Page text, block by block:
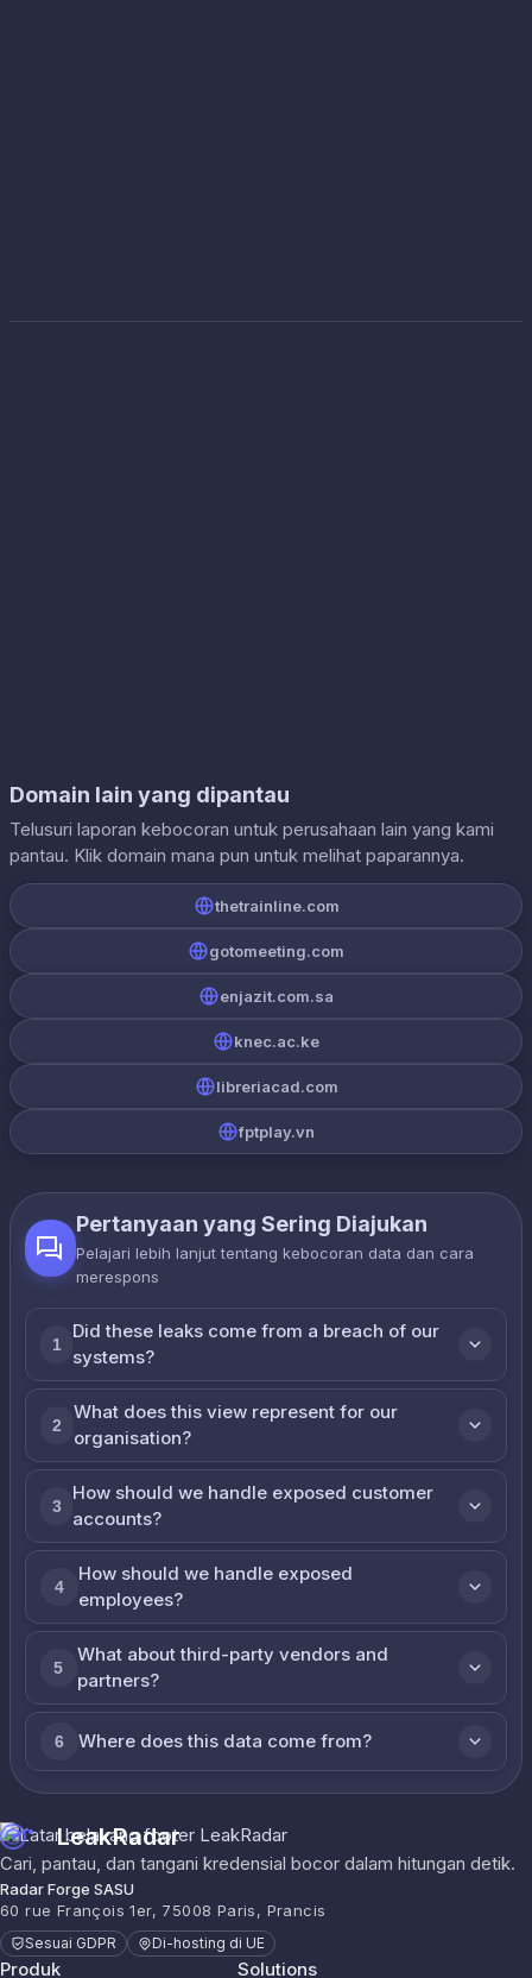
Domain lain yang dipantau
Telusuri laporan kebocoran untuk perusahaan lain yang kami
pantau. Klik domain mana pun untuk melihat paparannya.
thetrainline.com
gotomeeting.com
enjazit.com.sa
knec.ac.ke
libreriacad.com
fptplay.vn
Pertanyaan yang Sering Diajukan
Pelajari lebih lanjut tentang kebocoran data dan cara
merespons
1
Did these leaks come from a breach of our
systems?
2
What does this view represent for our
organisation?
3
How should we handle exposed customer
accounts?
4
How should we handle exposed
employees?
5
What about third-party vendors and
partners?
6 Where does this data come from?
LeakRadar
Cari, pantau, dan tangani kredensial bocor dalam hitungan detik.
Radar Forge SASU
60 rue François 1er, 75008 Paris, Prancis
Sesuai GDPR Di-hosting di UE
Produk Solutions